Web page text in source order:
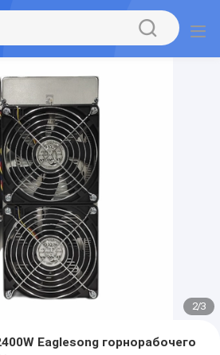
2/3
Eaglesong горнорабочего